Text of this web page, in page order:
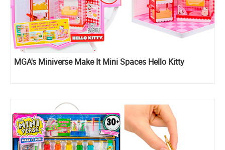
MGA's Miniverse Make It Mini Spaces Hello Kitty